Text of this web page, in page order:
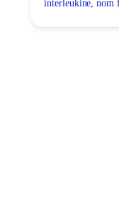
interleukine, nom